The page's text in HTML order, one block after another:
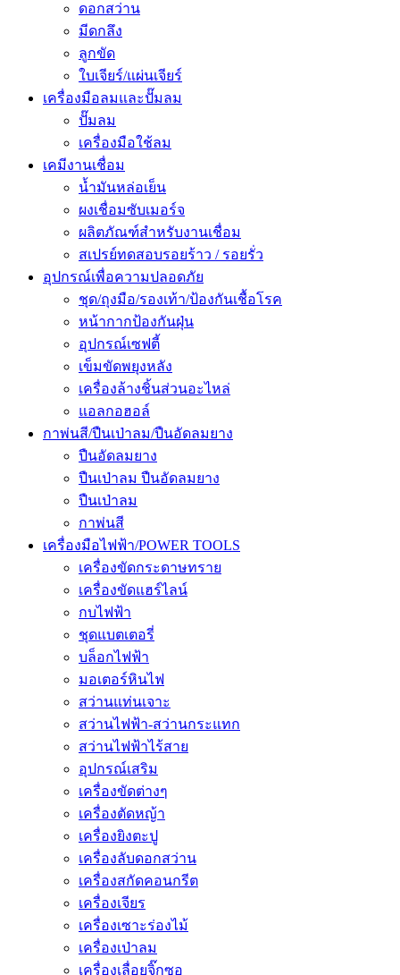
ดอกสว่าน
มีดกลึง
ลูกขัด
ใบเจียร์/แผ่นเจียร์
เครื่องมือลมและปั๊มลม
ปั๊มลม
เครื่องมือใช้ลม
เคมีงานเชื่อม
น้ำมันหล่อเย็น
ผงเชื่อมซับเมอร์จ
ผลิตภัณฑ์สำหรับงานเชื่อม
สเปรย์ทดสอบรอยร้าว / รอยรั่ว
อุปกรณ์เพื่อความปลอดภัย
ชุด/ถุงมือ/รองเท้า/ป้องกันเชื้อโรค
หน้ากากป้องกันฝุ่น
อุปกรณ์เซฟตี้
เข็มขัดพยุงหลัง
เครื่องล้างชิ้นส่วนอะไหล่
แอลกอฮอล์
กาพ่นสี/ปืนเป่าลม/ปืนอัดลมยาง
ปืนอัดลมยาง
ปืนเป่าลม ปืนอัดลมยาง
ปืนเป่าลม
กาพ่นสี
เครื่องมือไฟฟ้า/POWER TOOLS
เครื่องขัดกระดาษทราย
เครื่องขัดแฮร์ไลน์
กบไฟฟ้า
ชุดแบตเตอรี่
บล็อกไฟฟ้า
มอเตอร์หินไฟ
สว่านแท่นเจาะ
สว่านไฟฟ้า-สว่านกระแทก
สว่านไฟฟ้าไร้สาย
อุปกรณ์เสริม
เครื่องขัดต่างๆ
เครื่องตัดหญ้า
เครื่องยิงตะปู
เครื่องลับดอกสว่าน
เครื่องสกัดคอนกรีต
เครื่องเจียร
เครื่องเซาะร่องไม้
เครื่องเป่าลม
เครื่องเลื่อยจิ๊กซอ